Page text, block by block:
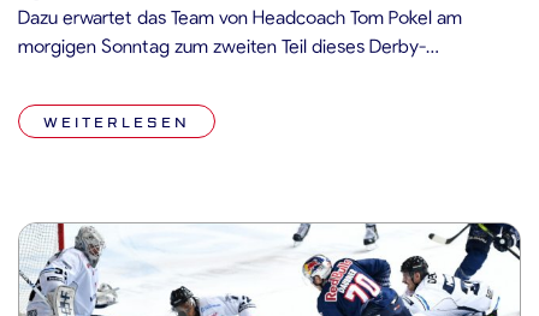
Dazu erwartet das Team von Headcoach Tom Pokel am
morgigen Sonntag zum zweiten Teil dieses Derby-
Pulverturm. Im bisherigen Saisonverlauf weist die Bilanz der
Ingolstädter zwölf Siege und zehn Niederlagen auf. […]
WEITERLESEN